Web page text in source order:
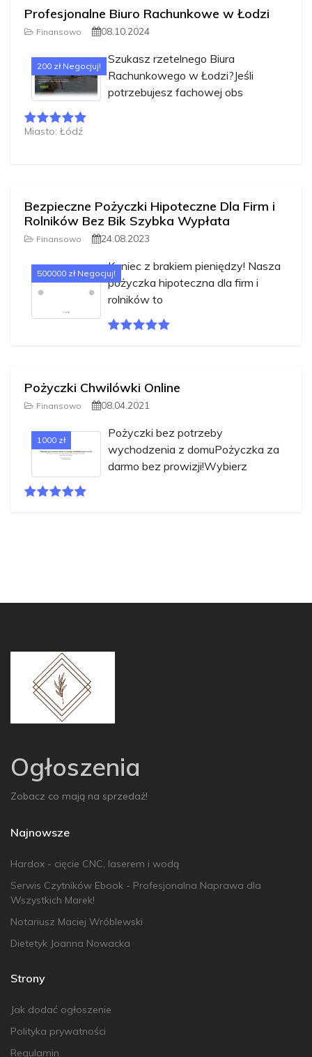
Profesjonalne Biuro Rachunkowe w Łodzi
Finansowo 08.10.2024
200 zł Negocjuj!
Szukasz rzetelnego Biura
Rachunkowego w Łodzi?Jeśli
potrzebujesz fachowej obs
Miasto: Łódź
Bezpieczne Pożyczki Hipoteczne Dla Firm i
Rolników Bez Bik Szybka Wypłata
Finansowo 24.08.2023
500000 zł Negocjuj!
Koniec z brakiem pieniędzy! Nasza
pożyczka hipoteczna dla firm i
rolników to
Pożyczki Chwilówki Online
Finansowo 08.04.2021
1000 zł
Pożyczki bez potrzeby
wychodzenia z domuPożyczka za
darmo bez prowizji!Wybierz
Ogłoszenia
Zobacz co mają na sprzedaż!
Najnowsze
Hardox - cięcie CNC, laserem i wodą
Serwis Czytników Ebook - Profesjonalna Naprawa dla
Wszystkich Marek!
Notariusz Maciej Wróblewski
Dietetyk Joanna Nowacka
Strony
Jak dodać ogłoszenie
Polityka prywatności
Regulamin